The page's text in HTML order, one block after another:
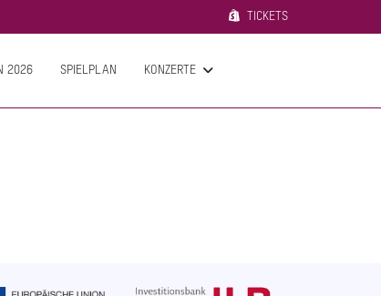
TICKETS
2026 SPIELPLAN KONZERTE